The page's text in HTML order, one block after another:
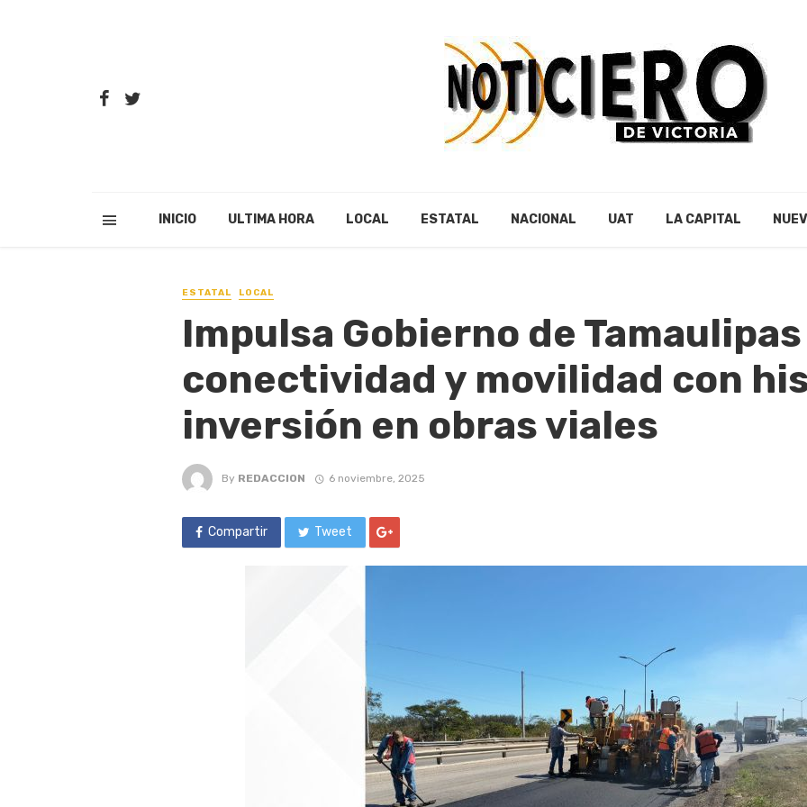
INICIO ULTIMA HORA LOCAL ESTATAL NACIONAL UAT LA CAPITAL
ESTATAL LOCAL
Impulsa Gobierno de Tamaulipas
conectividad y movilidad con
inversión en obras viales
By REDACCION 6 noviembre, 2025
Compartir Tweet